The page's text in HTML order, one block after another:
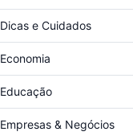
Dicas e Cuidados
Economia
Educação
Empresas & Negócios